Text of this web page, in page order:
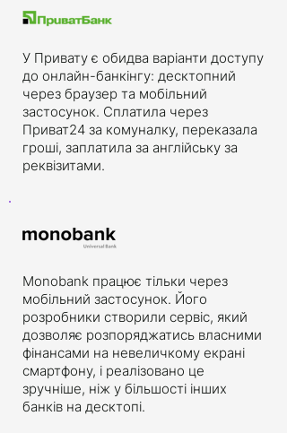
У Привату є обидва варіанти доступу
до онлайн-банкінгу: десктопний
через браузер та мобільний
застосунок. Сплатила через
Приват24 за комуналку, переказала
гроші, заплатила за англійську за
реквізитами.
Monobank працює тільки через
мобільний застосунок. Його
розробники створили сервіс, який
дозволяє розпоряджатись власними
фінансами на невеличкому екрані
смартфону, і реалізовано це
зручніше, ніж у більшості інших
банків на десктопі.